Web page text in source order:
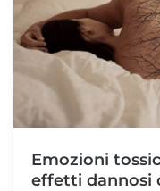
Emozioni
effetti dannosi